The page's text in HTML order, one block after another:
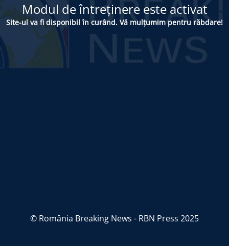
Modul de întreținere este activat
Site-ul va fi disponibil în curând. Vă mulțumim pentru răbdare!
© România Breaking News - RBN Press 2025